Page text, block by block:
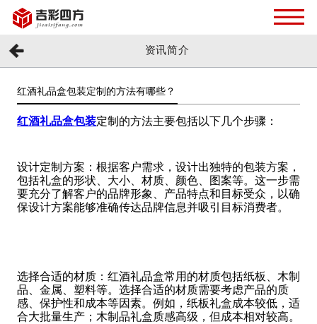
资讯简介
红酒礼品盒包装定制的方法有哪些？
红酒礼品盒包装定制的方法主要包括以下几个步骤：
设计定制方案：根据客户需求，设计出独特的包装方案，
包括礼盒的形状、大小、材质、颜色、图案等。这一步需
要充分了解客户的品牌形象、产品特点和目标受众，以确
保设计方案能够准确传达品牌信息并吸引目标消费者。
选择合适的材质：红酒礼品盒常用的材质包括纸板、木制
品、金属、塑料等。选择合适的材质需要考虑产品的质
感、保护性和成本等因素。例如，纸板礼盒成本较低，适
合大批量生产；木制品礼盒质感高级，但成本相对较高。